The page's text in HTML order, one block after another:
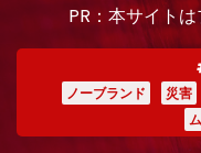
PR：本サイト
ノーブランド 災害